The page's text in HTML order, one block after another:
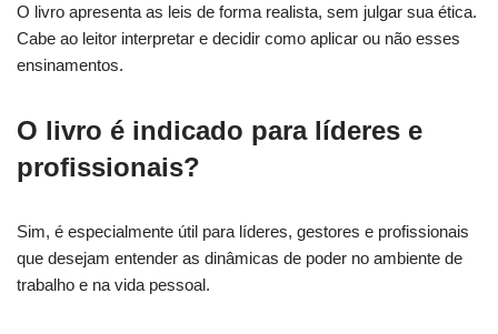
O livro apresenta as leis de forma realista, sem julgar sua ética.
Cabe ao leitor interpretar e decidir como aplicar ou não esses
ensinamentos.
O livro é indicado para líderes e
profissionais?
Sim, é especialmente útil para líderes, gestores e profissionais
que desejam entender as dinâmicas de poder no ambiente de
trabalho e na vida pessoal.